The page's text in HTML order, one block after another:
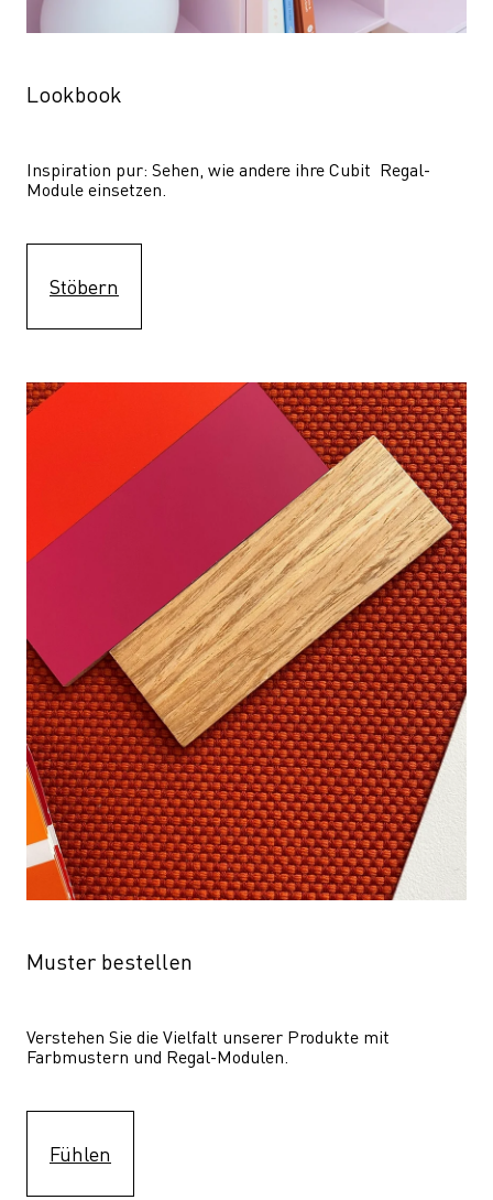
Lookbook
Inspiration pur: Sehen, wie andere ihre Cubit  Regal-
Module einsetzen.
Stöbern
Muster bestellen
Verstehen Sie die Vielfalt unserer Produkte mit
Farbmustern und Regal-Modulen.
Fühlen